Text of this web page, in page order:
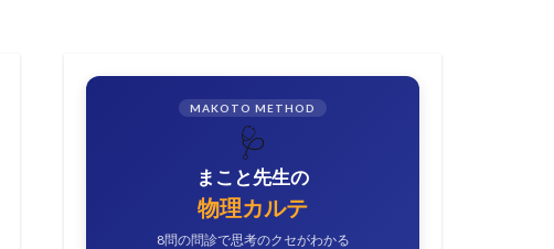
MAKOTO METHOD
🩺
まこと先生の
物理カルテ
8問の問診で思考のクセがわかる